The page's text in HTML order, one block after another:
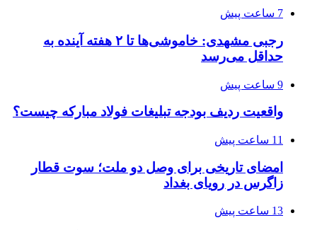
7 ساعت پیش
رجبی مشهدی: خاموشی‌ها تا ۲ هفته آینده به
حداقل می‌رسد
9 ساعت پیش
واقعیت ردیف بودجه تبلیغات فولاد مبارکه چیست؟
11 ساعت پیش
امضای تاریخی برای وصل دو ملت؛ سوت قطار
زاگرس در رویای بغداد
13 ساعت پیش